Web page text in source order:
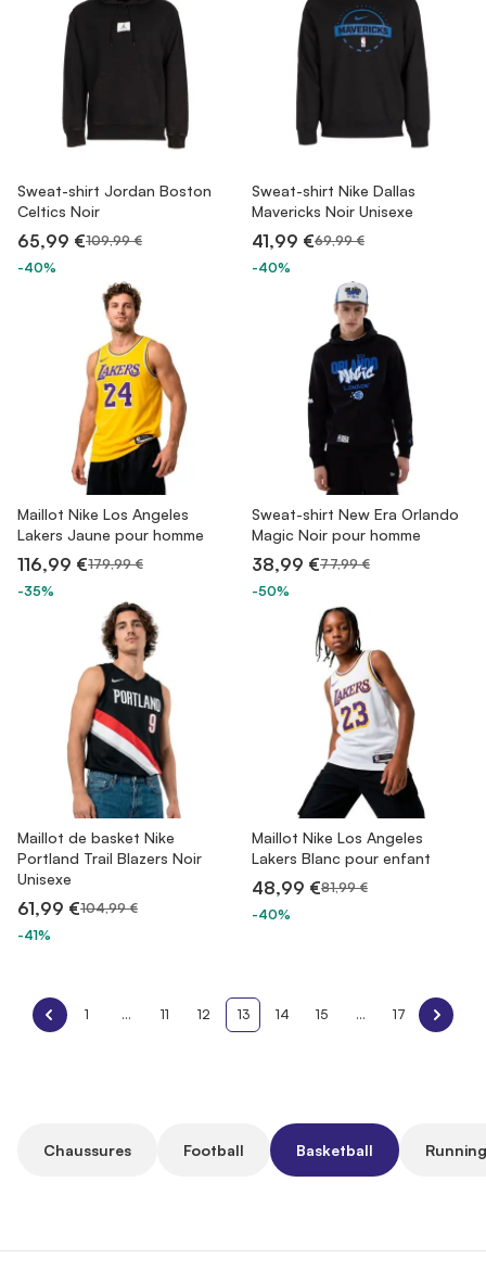
Sweat-shirt Jordan Boston
Celtics Noir
65,99 €109,99 €
-40%
Sweat-shirt Nike Dallas
Mavericks Noir Unisexe
41,99 €69,99 €
-40%
Maillot Nike Los Angeles
Lakers Jaune pour homme
116,99 €179,99 €
-35%
Sweat-shirt New Era Orlando
Magic Noir pour homme
38,99 €77,99 €
-50%
Maillot de basket Nike
Portland Trail Blazers Noir
Unisexe
61,99 €104,99 €
-41%
Maillot Nike Los Angeles
Lakers Blanc pour enfant
48,99 €81,99 €
-40%
1 ... 11 12 13 14 15 ... 17
Chaussures Football Basketball